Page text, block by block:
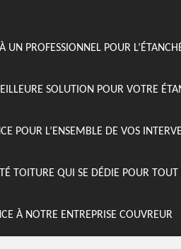
UN PROFESSIONNEL POUR
SOLUTION POUR VOTRE
POUR L’ENSEMBLE DE VOS
TOITURE QUI SE DÉDIE POUR
À NOTRE ENTREPRISE COUVREUR